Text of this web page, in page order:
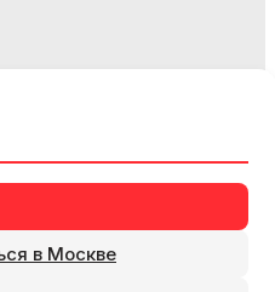
в Москве